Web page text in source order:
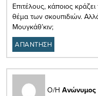
Επιτέλους, κάποιος
θέμα των σκουπιδιών.
Μουγκάθ’κιν;
ΑΠΑΝΤΗΣΗ
Ο/Η Ανώνυμος